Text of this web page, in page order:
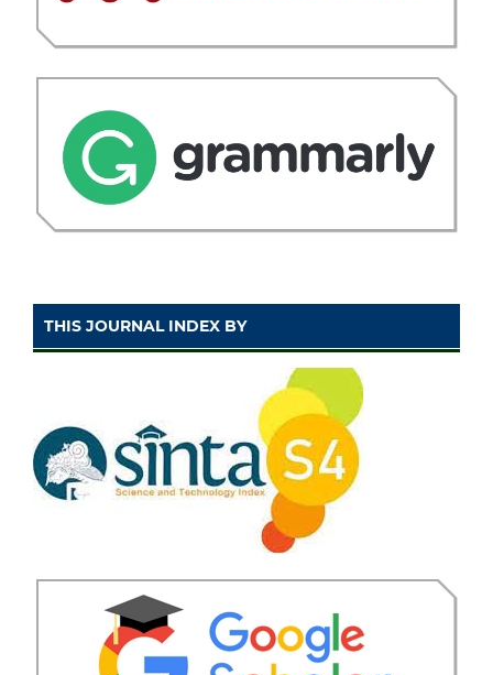
THIS JOURNAL INDEX BY